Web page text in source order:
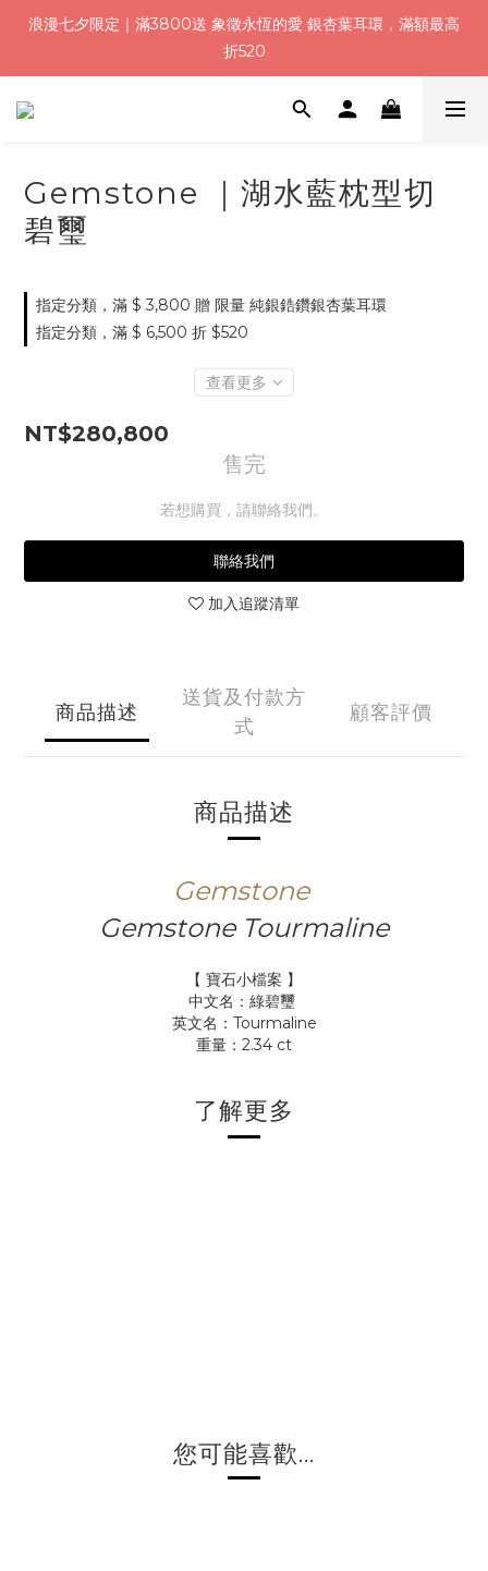
浪漫七夕限定｜滿3800送 象徵永恆的愛 銀杏葉耳環，滿額最高
折520
浪漫七夕限定｜滿3800送 象徵永恆的愛 銀杏葉耳環，滿額最高
折520
加入會員就送＄200 購物金｜下單再送禮贈包裝
浪漫七夕限定｜滿3800送 象徵永恆的愛 銀杏葉耳環，滿額最高
折520
Gemstone ｜湖水藍枕型切
碧璽
指定分類，滿 $ 3,800 贈 限量 純銀鋯鑽銀杏葉耳環
指定分類，滿 $ 6,500 折 $520
查看更多
NT$280,800
售完
若想購買，請聯絡我們。
聯絡我們
加入追蹤清單
商品描述
送貨及付款方
式
顧客評價
商品描述
Gemstone
Gemstone Tourmaline
【 寶石小檔案 】
中文名：綠碧璽
英文名：Tourmaline
重量：2.34 ct
了解更多
您可能喜歡...